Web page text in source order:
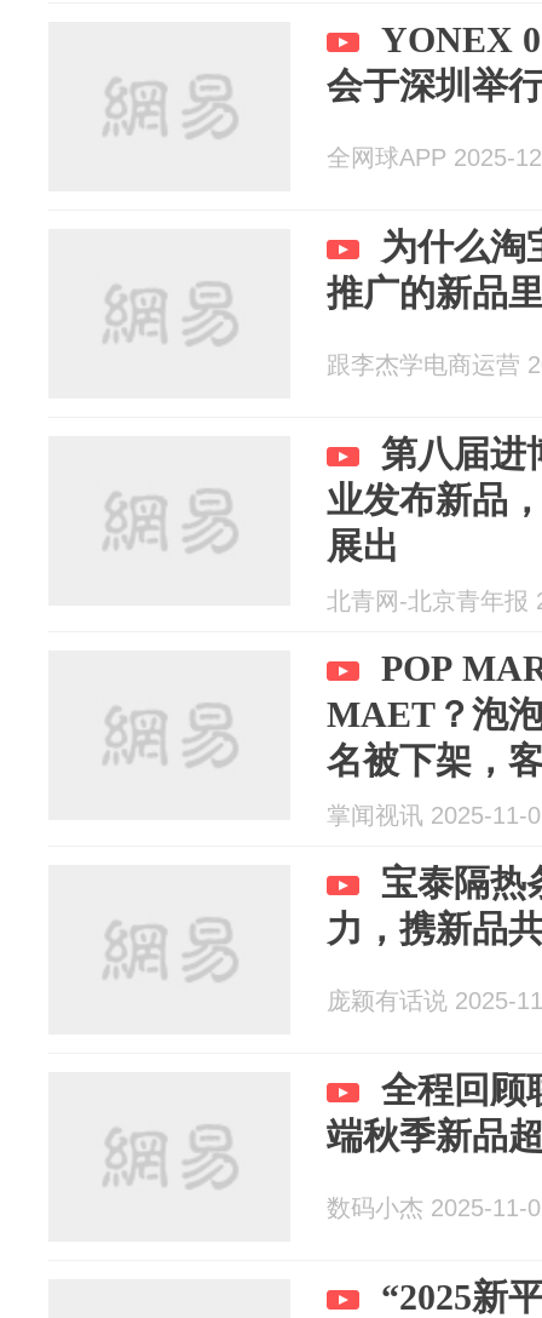
YONEX
会于深圳举
全网球APP 2025-
为什么淘
推广的新品
跟李杰学电商运营
第八届进
业发布新品
展出
北青网-北京青年报
POP
MAET？泡
名被下架，
掌闻视讯 2025-11-
宝泰隔热
力，携新品
庞颖有话说 2025-
全程回顾
端秋季新品
数码小杰 2025-11-
“2025新